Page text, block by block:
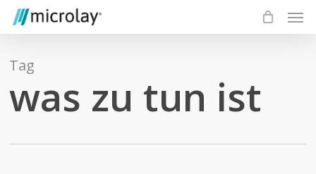
Skip
main
Tag
was zu tun ist